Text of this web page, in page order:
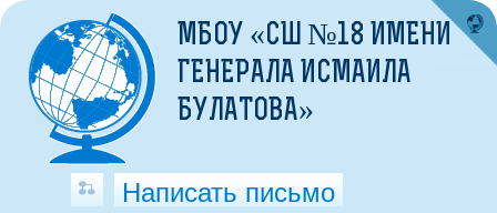
МБОУ «СШ №18 ИМЕНИ
ГЕНЕРАЛА ИСМАИЛА
БУЛАТОВА»
Написать письмо